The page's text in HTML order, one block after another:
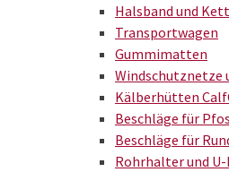
Halsband und
Transportwagen
Gummimatten
Windschutznetze
Kälberhütten
Beschläge für
Beschläge für
Rohrhalter und